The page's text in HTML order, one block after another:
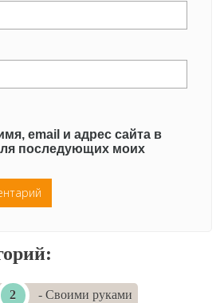
email и адрес сайта в
последующих моих
- Своими руками